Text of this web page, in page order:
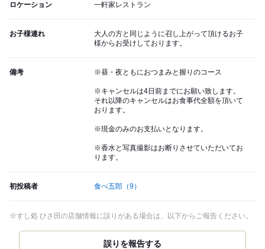
ロケーション 一軒家レストラン
お子様連れ
大人の方と同じように召し上がって頂けるお子
様からお受けしております。
備考 ※昼・夜ともにおつまみと握りのコース
※キャンセルは4日前までにお願い致します。
それ以降のキャンセルはお食事代全額を頂いて
おります。
※現金のみのお支払いとなります。
※香水と写真撮影はお断りさせていただいてお
ります。
初投稿者 食べ五郎 （9）
※すし処 ひさ田の店舗情報に誤りがある場合は、以下からご報告ください。
誤りを報告する